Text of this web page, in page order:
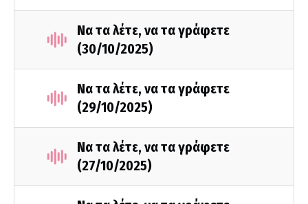
Να τα λέτε, να τα γράφετε
(30/10/2025)
Να τα λέτε, να τα γράφετε
(29/10/2025)
Να τα λέτε, να τα γράφετε
(27/10/2025)